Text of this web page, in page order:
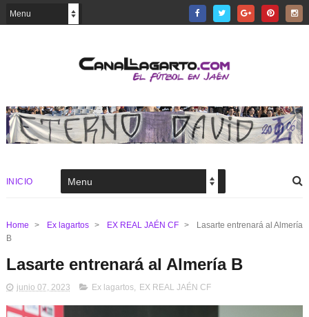
INICIO
Home > Ex lagartos > EX REAL JAÉN CF >
Lasarte entrenará al Almería
B
Lasarte entrenará al Almería B
junio 07, 2023 Ex lagartos, EX REAL JAÉN CF